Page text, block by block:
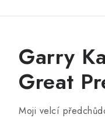
Garry
Great
Moji velcí